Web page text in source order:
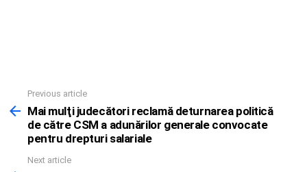
more
Previous article
Mai mulţi judecători reclamă deturnarea politică
de către CSM a adunărilor generale convocate
pentru drepturi salariale
Next article